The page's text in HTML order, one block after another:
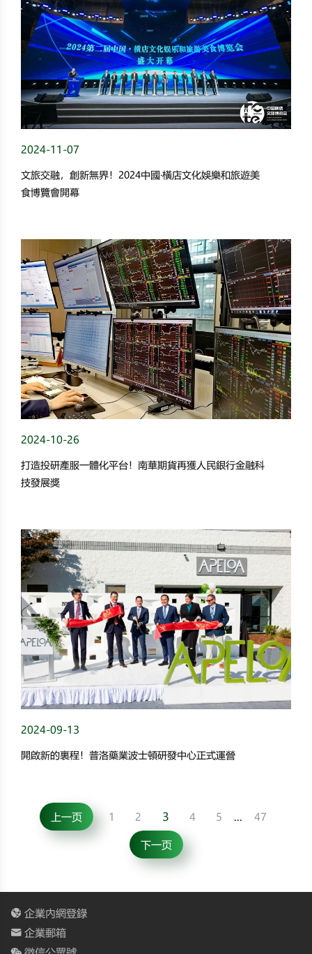
2024-11-07
文旅交融，創新無界！2024中國·橫店文化娛樂和旅遊美
食博覽會開幕
2024-10-26
打造投研產服一體化平台！南華期貨再獲人民銀行金融科
技發展獎
2024-09-13
開啟新的裏程！普洛藥業波士頓研發中心正式運營
上一页 1 2 3 4 5 ...
47
下一页
企業內網登錄
企業郵箱